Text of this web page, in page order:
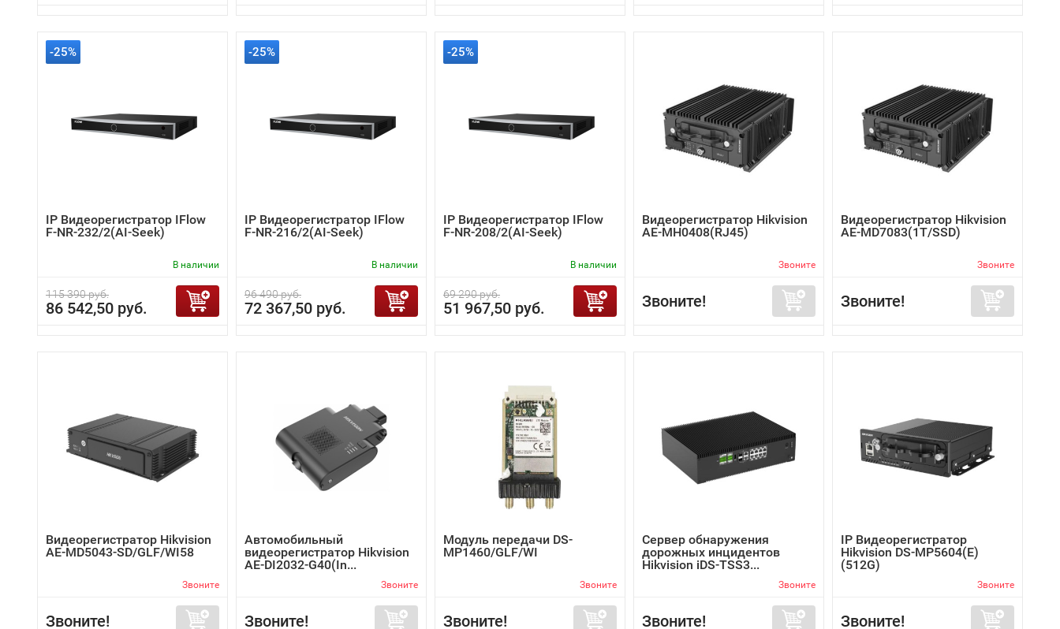
-25%
IP Видеорегистратор IFlow
F-NR-232/2(AI-Seek)
В наличии
115 390 руб.
86 542,50 руб.
-25%
IP Видеорегистратор IFlow
F-NR-216/2(AI-Seek)
В наличии
96 490 руб.
72 367,50 руб.
-25%
IP Видеорегистратор IFlow
F-NR-208/2(AI-Seek)
В наличии
69 290 руб.
51 967,50 руб.
Видеорегистратор Hikvision
AE-MH0408(RJ45)
Звоните
Звоните!
Видеорегистратор Hikvision
AE-MD7083(1T/SSD)
Звоните
Звоните!
Видеорегистратор Hikvision
AE-MD5043-SD/GLF/WI58
Звоните
Звоните!
Автомобильный
видеорегистратор Hikvision
AE-DI2032-G40(In...
Звоните
Звоните!
Модуль передачи DS-
MP1460/GLF/WI
Звоните
Звоните!
Сервер обнаружения
дорожных инцидентов
Hikvision iDS-TSS3...
Звоните
Звоните!
IP Видеорегистратор
Hikvision DS-MP5604(E)
(512G)
Звоните
Звоните!